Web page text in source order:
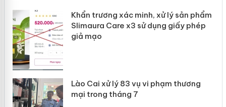
lý sản phẩm
giấy phép
thương
Cà Mau: Tiêu hủy công khai hàng
phẩm nhập lậu, bảo vệ môi trường
doanh
Thanh Hóa: Tìm bị hại trong vụ án